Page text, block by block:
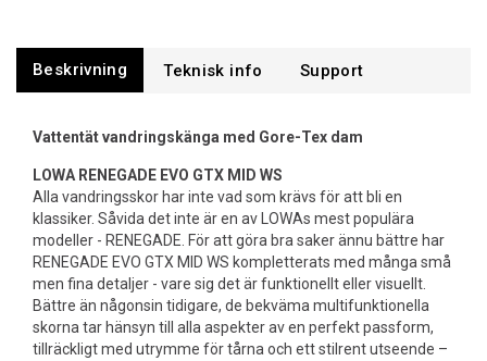
Beskrivning Support
Vattentät vandringskänga med Gore-Tex dam
LOWA RENEGADE EVO GTX MID WS
Alla vandringsskor har inte vad som krävs för att bli en
klassiker. Såvida det inte är en av LOWAs mest populära
modeller - RENEGADE. För att göra bra saker ännu bättre har
RENEGADE EVO GTX MID WS kompletterats med många små
men fina detaljer - vare sig det är funktionellt eller visuellt.
Bättre än någonsin tidigare, de bekväma multifunktionella
skorna tar hänsyn till alla aspekter av en perfekt passform,
tillräckligt med utrymme för tårna och ett stilrent utseende –